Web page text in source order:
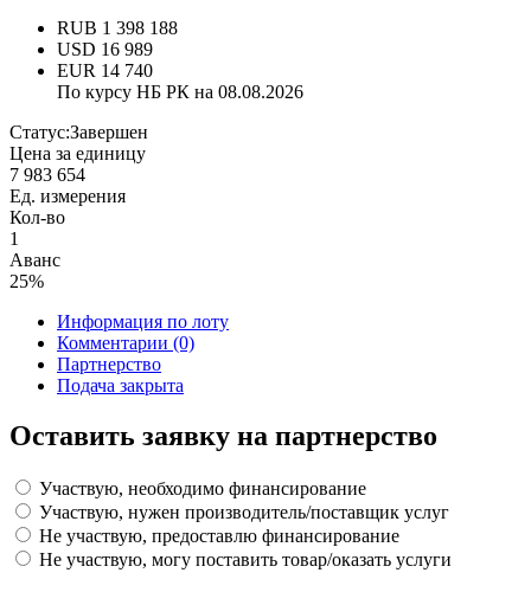
RUB 1 398 188
USD 16 989
EUR 14 740
По курсу НБ РК на 08.08.2026
Статус:Завершен
Цена за единицу
7 983 654
Ед. измерения
Кол-во
1
Аванс
25%
Информация по лоту
Комментарии (0)
Партнерство
Подача закрыта
Оставить заявку на партнерство
Участвую, необходимо финансирование
Участвую, нужен производитель/поставщик услуг
Не участвую, предоставлю финансирование
Не участвую, могу поставить товар/оказать услуги